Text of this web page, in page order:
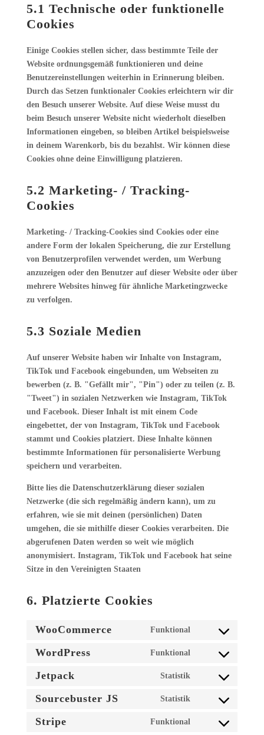
5.1 Technische oder funktionelle
Cookies
Einige Cookies stellen sicher, dass bestimmte Teile der
Website ordnungsgemäß funktionieren und deine
Benutzereinstellungen weiterhin in Erinnerung bleiben.
Durch das Setzen funktionaler Cookies erleichtern wir dir
den Besuch unserer Website. Auf diese Weise musst du
beim Besuch unserer Website nicht wiederholt dieselben
Informationen eingeben, so bleiben Artikel beispielsweise
in deinem Warenkorb, bis du bezahlst. Wir können diese
Cookies ohne deine Einwilligung platzieren.
5.2 Marketing- / Tracking-
Cookies
Marketing- / Tracking-Cookies sind Cookies oder eine
andere Form der lokalen Speicherung, die zur Erstellung
von Benutzerprofilen verwendet werden, um Werbung
anzuzeigen oder den Benutzer auf dieser Website oder über
mehrere Websites hinweg für ähnliche Marketingzwecke
zu verfolgen.
5.3 Soziale Medien
Auf unserer Website haben wir Inhalte von Instagram,
TikTok und Facebook eingebunden, um Webseiten zu
bewerben (z. B. "Gefällt mir", "Pin") oder zu teilen (z. B.
"Tweet") in sozialen Netzwerken wie Instagram, TikTok
und Facebook. Dieser Inhalt ist mit einem Code
eingebettet, der von Instagram, TikTok und Facebook
stammt und Cookies platziert. Diese Inhalte können
bestimmte Informationen für personalisierte Werbung
speichern und verarbeiten.
Bitte lies die Datenschutzerklärung dieser sozialen
Netzwerke (die sich regelmäßig ändern kann), um zu
erfahren, wie sie mit deinen (persönlichen) Daten
umgehen, die sie mithilfe dieser Cookies verarbeiten. Die
abgerufenen Daten werden so weit wie möglich
anonymisiert. Instagram, TikTok und Facebook hat seine
Sitze in den Vereinigten Staaten
6. Platzierte Cookies
WooCommerce Funktional
Consent
woocommerce
WordPress Funktional
Consent
wordpress
Jetpack Statistik
Consent
jetpack
Sourcebuster JS Statistik
Consent
Stripe Funktional
Consent